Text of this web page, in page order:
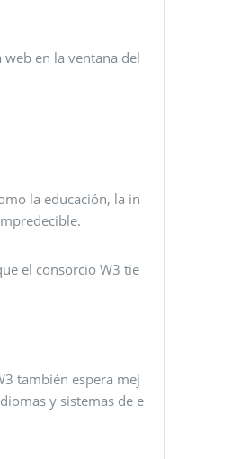
en la ventana del
la educación, la in
el consorcio W3 tie
también espera mej
y sistemas de e